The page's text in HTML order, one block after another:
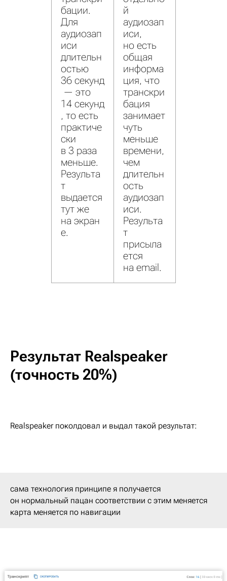
бации.
Для
аудиозап
иси
длительн
остью
36 секунд
— это
14 секунд
, то есть
практиче
ски
в 3 раза
меньше.
Результа
т
выдается
тут же
на экран
е.
й
аудиозап
иси,
но есть
общая
информа
ция, что
транскри
бация
занимает
чуть
меньше
времени,
чем
длительн
ость
аудиозап
иси.
Результа
т
присыла
ется
на email.
Результат Realspeaker
(точность 20%)
Realspeaker поколдовал и выдал такой результат:
сама технология принципе я получается
он нормальный пацан соответствии с этим меняется
карта меняется по навигации